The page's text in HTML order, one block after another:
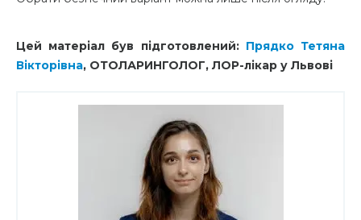
Цей матеріал був підготовлений: Прядко Тетяна
Вікторівна, ОТОЛАРИНГОЛОГ, ЛОР-лікар у Львові